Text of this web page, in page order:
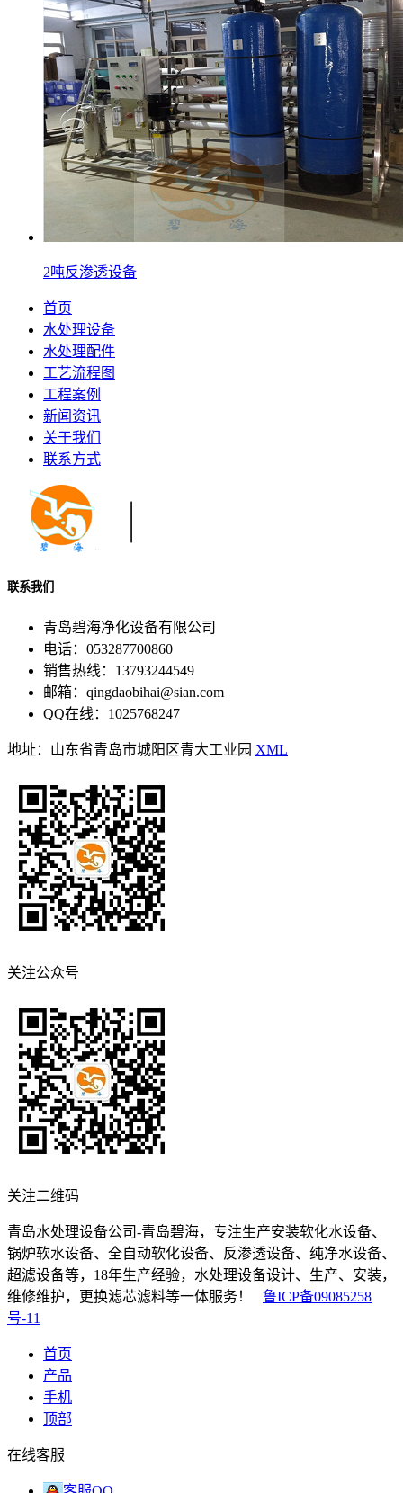
2吨反渗透设备
首页
水处理设备
水处理配件
工艺流程图
工程案例
新闻资讯
关于我们
联系方式
联系我们
青岛碧海净化设备有限公司
电话：053287700860
销售热线：13793244549
邮箱：qingdaobihai@sian.com
QQ在线：1025768247
地址：山东省青岛市城阳区青大工业园 XML
关注公众号
关注二维码
青岛水处理设备公司-青岛碧海，专注生产安装软化水设备、
锅炉软水设备、全自动软化设备、反渗透设备、纯净水设备、
超滤设备等，18年生产经验，水处理设备设计、生产、安装，
维修维护，更换滤芯滤料等一体服务！ 鲁ICP备09085258
号-11
首页
产品
手机
顶部
在线客服